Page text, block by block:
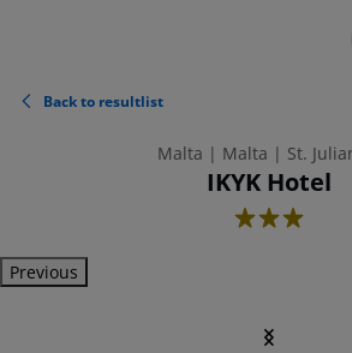
Back to resultlist
Malta | Malta | St.
IKYK Hotel
3
Previous